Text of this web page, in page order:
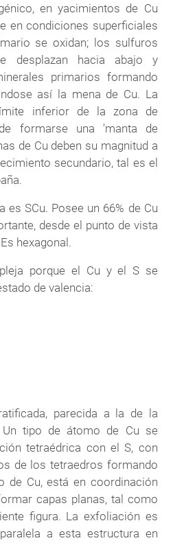
en yacimientos de Cu
en condiciones superficiales
se oxidan; los sulfuros
desplazan hacia abajo y
primarios formando
así la mena de Cu. La
inferior de la zona de
formarse una 'manta de
de Cu deben su magnitud a
secundario, tal es el
es SCu. Posee un 66% de Cu
desde el punto de vista
hexagonal.
porque el Cu y el S se
de valencia:
parecida a la de la
Un tipo de átomo de Cu se
tetraédrica con el S, con
de los tetraedros formando
de Cu, está en coordinación
capas planas, tal como
figura. La exfoliación es
a esta estructura en